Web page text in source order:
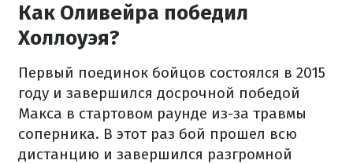
Как Оливейра победил
Холлоуэя?
Первый поединок бойцов состоялся в 2015
году и завершился досрочной победой
Макса в стартовом раунде из-за травмы
соперника. В этот раз бой прошел всю
дистанцию и завершился разгромной